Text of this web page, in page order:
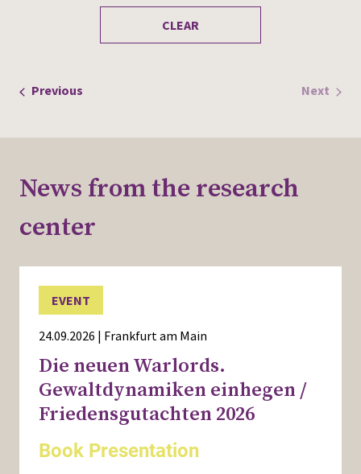
CLEAR
Previous
Next
News from the research
center
EVENT
24.09.2026 | Frankfurt am Main
Die neuen Warlords.
Gewaltdynamiken einhegen /
Friedensgutachten 2026
Book Presentation